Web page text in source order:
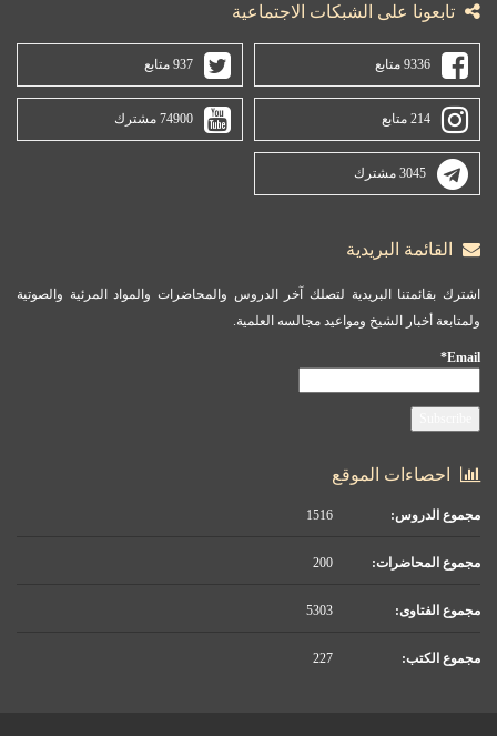
تابعونا على الشبكات الاجتماعية
9336 متابع 937 متابع
214 متابع 74900 مشترك
3045 مشترك
القائمة البريدية
اشترك بقائمتنا البريدية لتصلك آخر الدروس والمحاضرات والمواد المرئية والصوتية
ولمتابعة أخبار الشيخ ومواعيد مجالسه العلمية.
Email*
احصاءات الموقع
مجموع الدروس:
مجموع المحاضرات:
مجموع الفتاوى:
مجموع الكتب: